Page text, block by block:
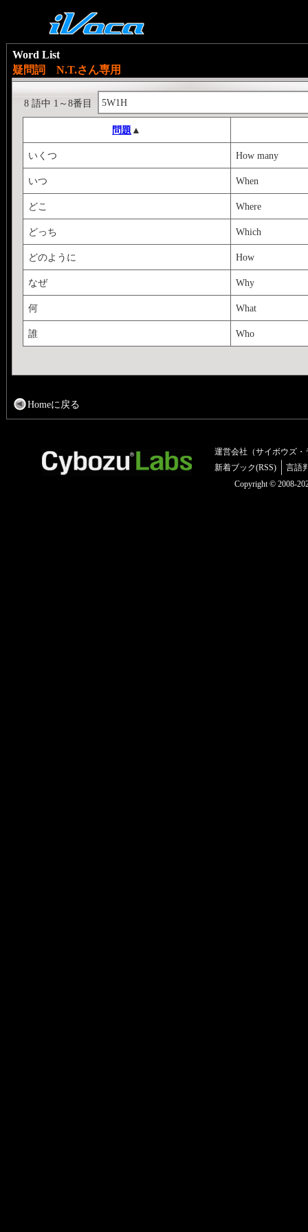
Word List
疑問詞 N.T.さん専用
5W1H
8 語中 1～8番目
問題 ▲
いくつ How many
いつ When
どこ Where
どっち Which
どのように How
なぜ Why
何 What
誰 Who
Homeに戻る
運営会社（サイボウズ・
新着ブック(RSS)
言語
Copyright © 2008-